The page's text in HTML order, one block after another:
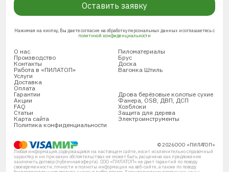
Оставить заявку
Нажимая на кнопку, Вы даете согласие на обработку персональных данных и соглашаетесь с
политикой конфиденциальности
О нас
Производство
Контакты
Работа в «ПИЛАТОП»
Услуги
Доставка
Оплата
Гарантии
Акции
FAQ
Статьи
Карта сайта
Политика конфиденциальности
Пиломатериалы
Брус
Доска
Вагонка Штиль
Дрова берёзовые колотые сухие
Фанера, OSB, ДВП, ДСП
Хозблоки
Защита для дерева
Электроинструменты
© 2026 ООО «ПИЛАТОП»
Любая информация, содержащаяся на настоящем сайте, носит исключительно справочный
характер и ни при каких обстоятельствах не может быть расценена как предложение
заключить договор (публичная оферта). ООО «ПИЛАТОП» не дает гарантий по поводу
своевременности, точности и полноты информации на веб-сайте, а также по поводу